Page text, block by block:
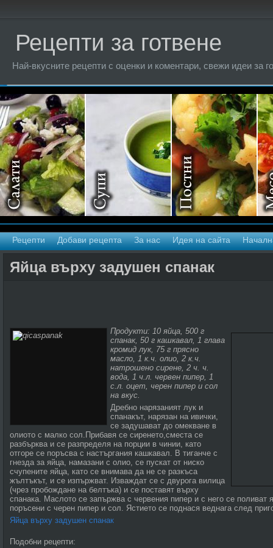
Рецепти за готвене
Най-вкусните рецепти с оценки и коментари, свежи идеи за
Рецепти Добави рецепта За нас Идея на сайта
Яйца върху задушен спанак
Продукти: 10 яйца, 500 г
спанак, 50 г кашкавал, 1 глава
кромид лук, 75 г прясно
масло, 1 к.ч. олио, 2 к.ч.
натрошено сирене, 2 ч. ч.
вода, 1 ч.л. червен пипер, 1
с.л. оцет, черен пипер и сол
на вкус.
Дребно нарязаният лук и
спанакът, нарязан на ивички,
се задушават до омекване в
олиото с малко сол.Прибавя се сиренето,сместа се
разбърква и се разпределя на порции в чинии, като
отгоре се поръсва с настъргания кашкавал. В тиганче с
гнезда за яйца, намазани с олио, се пускат от ниско
счупените яйца, като се внимава да не се разкъса
жълтъкът, и се изпържват. Изваждат се с двурога вилица
(чрез пробождане на белтъка) и се поставят върху
спанака. Маслото се запържва с червения пипер и с него се поливат
поръсени с черен пипер и сол. Ястието се поднася веднага след
Яйца върху задушен спанак
Подобни рецепти: